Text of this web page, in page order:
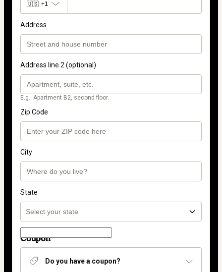
🇺🇸 +1
Address
Address line 2 (optional)
E.g.: Apartment B2, second floor.
Zip Code
City
State
Coupon
Do you have a coupon?